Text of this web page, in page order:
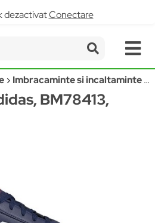
dezactivatConectare
Imbracaminte si incaltaminte
BM78413,